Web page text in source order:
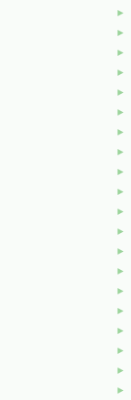
►
►
►
►
►
►
►
►
►
►
►
►
►
►
►
►
►
►
►
►